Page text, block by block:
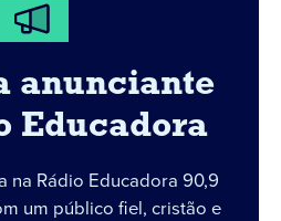
anunciante
Educadora
na Rádio Educadora 90,9
um público fiel, cristão e